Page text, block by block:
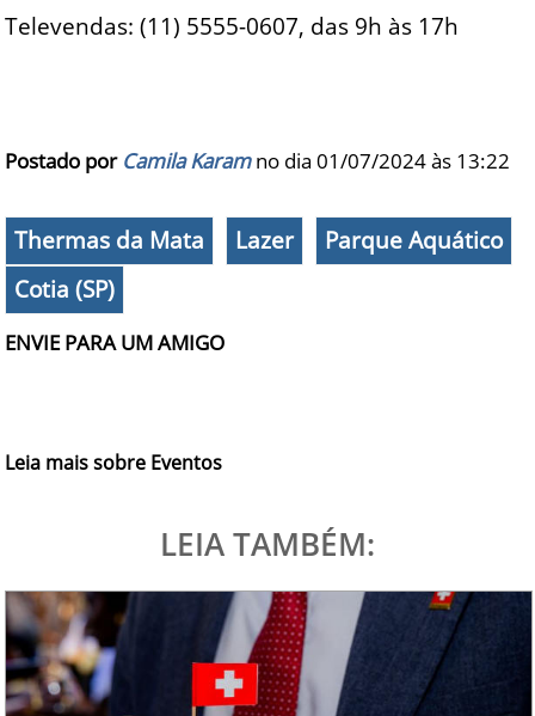
Televendas: (11) 5555-0607, das 9h às 17h
Postado por Camila Karamno dia 01/07/2024 às 13:22
Thermas da Mata Lazer
Parque Aquático
Cotia (SP)
ENVIE PARA UM AMIGO
Leia mais sobre Eventos
LEIA TAMBÉM: